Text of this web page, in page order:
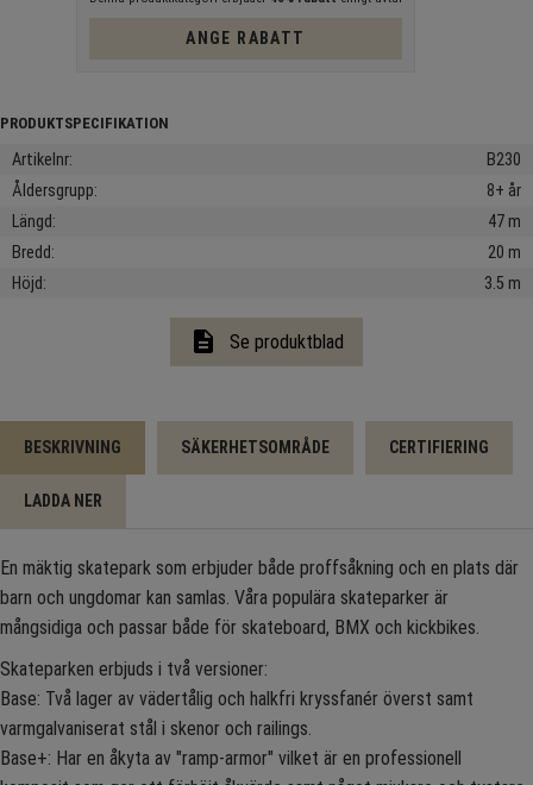
ANGE RABATT
Artikelnr
B230
Åldersgrupp
8+ år
Längd
47 m
Bredd
20 m
Höjd
3.5 m
description Se produktblad
BESKRIVNING SÄKERHETSOMRÅDE CERTIFIERING
LADDA NER
En mäktig skatepark som erbjuder både proffsåkning och en plats där
barn och ungdomar kan samlas. Våra populära skateparker är
mångsidiga och passar både för skateboard, BMX och kickbikes.
Skateparken erbjuds i två versioner:
Base: Två lager av vädertålig och halkfri kryssfanér överst samt
varmgalvaniserat stål i skenor och railings.
Base+: Har en åkyta av "ramp-armor" vilket är en professionell